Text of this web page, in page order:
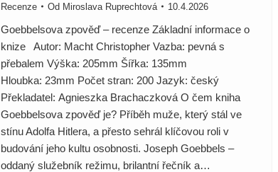
Recenze Od Miroslava Ruprechtová 10.4.2026
Goebbelsova zpověď – recenze Základní informace o
knize Autor: Macht Christopher Vazba: pevná s
přebalem Výška: 205mm Šířka: 135mm
Hloubka: 23mm Počet stran: 200 Jazyk: český
Překladatel: Agnieszka Brachaczková O čem kniha
Goebbelsova zpověď je? Příběh muže, který stál ve
stínu Adolfa Hitlera, a přesto sehrál klíčovou roli v
budování jeho kultu osobnosti. Joseph Goebbels –
oddaný služebník režimu, brilantní řečník a…